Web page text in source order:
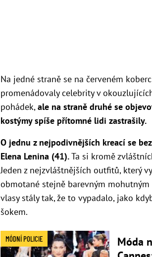
Na jedné straně se na červeném
promenádovaly celebrity v
pohádek,ale na straně druhé se
kostýmy spíše přítomné lidi zastrašily.
O jednu z nejpodivnějších kreací se
Elena Lenina (41).Ta si kromě
Jeden z nejzvláštnějších outfitů, který
obmotané stejně barevným
vlasy stály tak, že to vypadalo, jako
šokem.
MÓDNÍ POLICIE
Móda